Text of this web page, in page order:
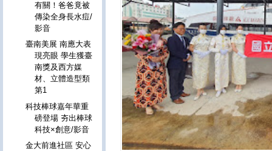
有關！爸爸竟被
傳染全身長水痘/
影音
臺南美展 南應大表
現亮眼 學生獲臺
南獎及西方媒
材、立體造型類
第1
科技棒球嘉年華重
磅登場 夯出棒球
科技×創意/影音
金大前進社區 安心